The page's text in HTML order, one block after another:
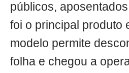
públicos,
foi o principal produto
modelo permite
folha e chegou a